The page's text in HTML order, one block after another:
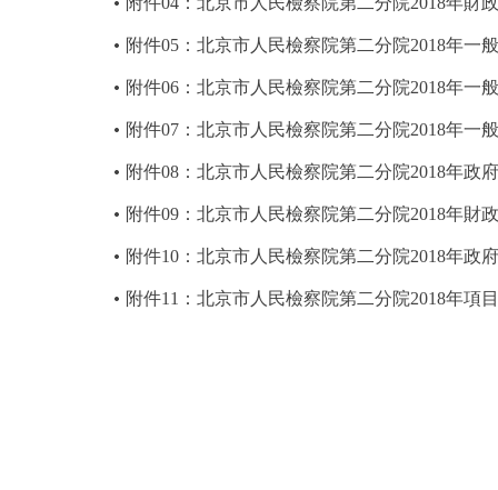
附件05：北京市人民檢察院第二分院2018年一
附件06：北京市人民檢察院第二分院2018年一
附件07：北京市人民檢察院第二分院2018年一
附件08：北京市人民檢察院第二分院2018年政
附件09：北京市人民檢察院第二分院2018年財
附件10：北京市人民檢察院第二分院2018年政
附件11：北京市人民檢察院第二分院2018年項